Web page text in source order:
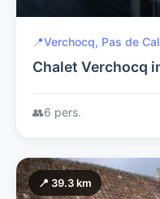
📍Verchocq, Pas de
Chalet Verchocq
👥6 pers.
📍 39.3 km